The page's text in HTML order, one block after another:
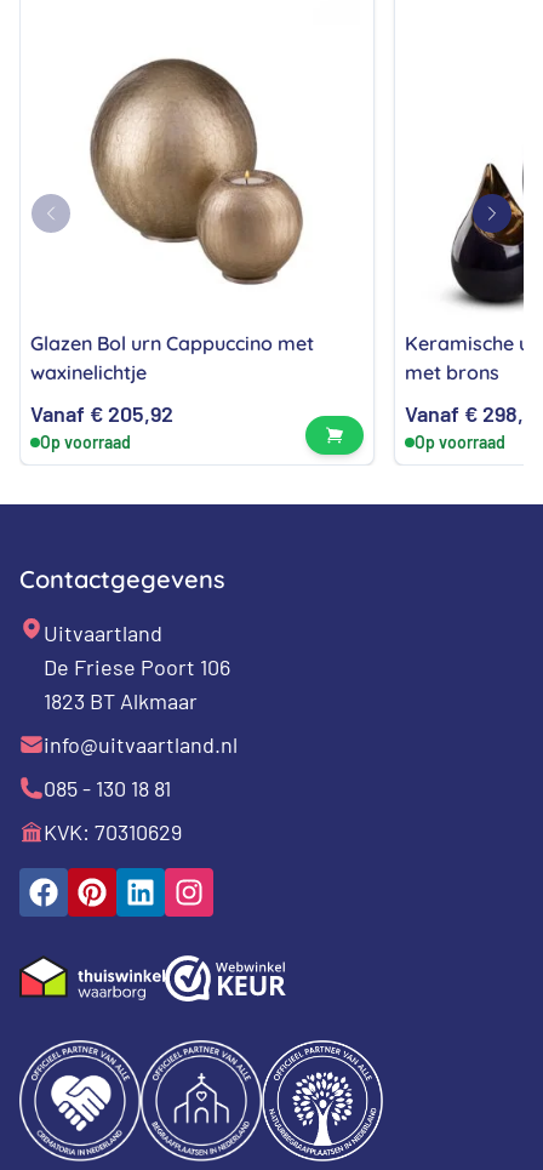
Glazen Bol urn Cappuccino met
waxinelichtje
Vanaf €205,92
Op voorraad Bekijk product
Keramische
met brons
Vanaf €
Op voorraad
Contactgegevens
Uitvaartland
De Friese Poort 106
1823 BT Alkmaar
info@uitvaartland.nl
085 - 130 18 81
KVK: 70310629